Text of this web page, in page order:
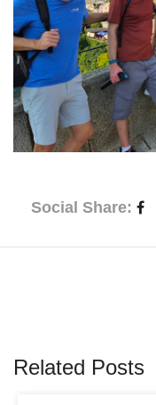
Social Share:
Related Posts